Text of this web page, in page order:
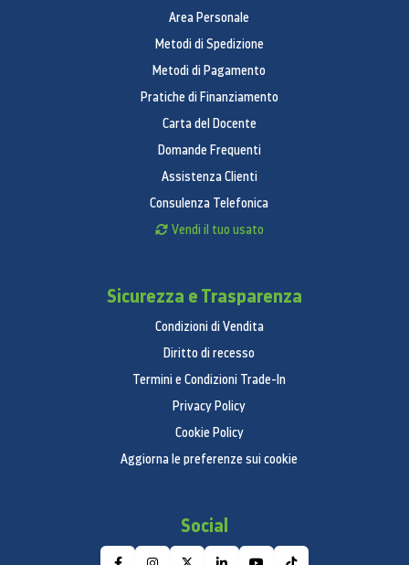
Area Personale
Metodi di Spedizione
Metodi di Pagamento
Pratiche di Finanziamento
Carta del Docente
Domande Frequenti
Assistenza Clienti
Consulenza Telefonica
Vendi il tuo usato
Sicurezza e Trasparenza
Condizioni di Vendita
Diritto di recesso
Termini e Condizioni Trade-In
Privacy Policy
Cookie Policy
Aggiorna le preferenze sui cookie
Social